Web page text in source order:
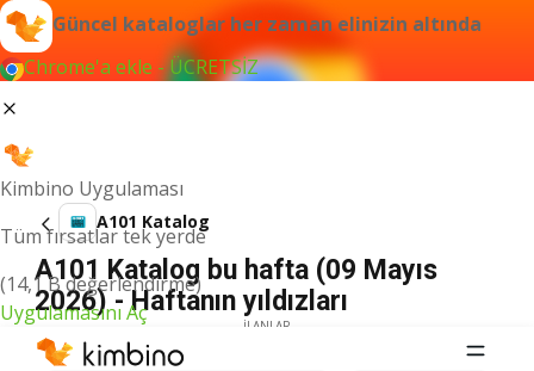
Güncel kataloglar her zaman elinizin altında
Chrome'a ekle - ÜCRETSİZ
Kimbino Uygulaması
Tüm fırsatlar tek yerde
(14,1 B değerlendirme)
Uygulamasını Aç
A101 Katalog
A101 Katalog bu hafta (09 Mayıs
2026) - Haftanın yıldızları
İLANLAR